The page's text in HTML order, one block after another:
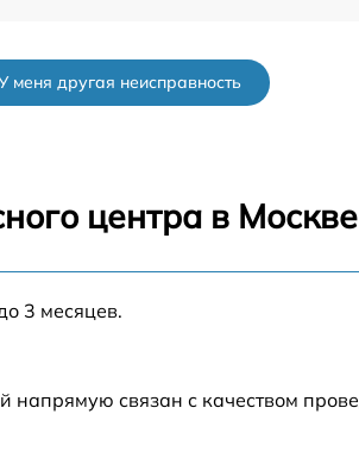
от 60 мин
меня другая неисправность
центра в Москве
3 месяцев.
напрямую связан с качеством